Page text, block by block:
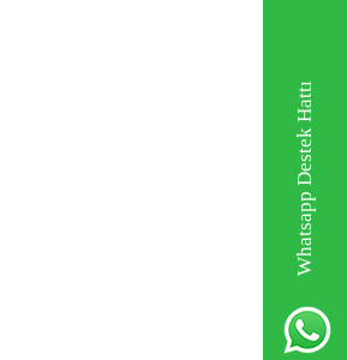
Whatsapp Destek Hattı